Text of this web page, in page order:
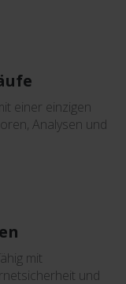
einer einzigen
Analysen und
mit
und